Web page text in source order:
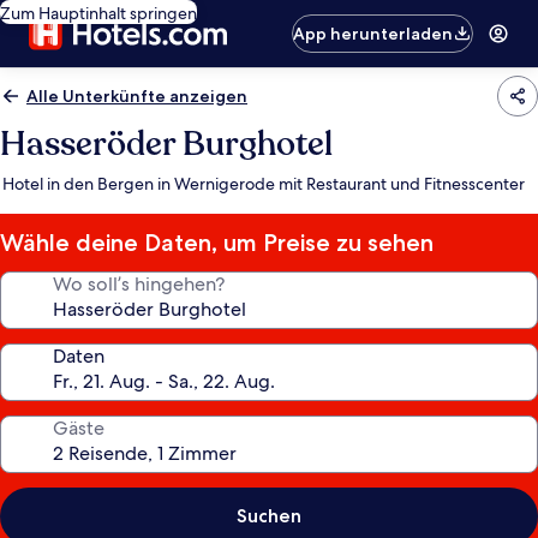
Zum Hauptinhalt springen
App herunterladen
Alle Unterkünfte anzeigen
Hasseröder Burghotel
Hotel in den Bergen in Wernigerode mit Restaurant und Fitnesscenter
Wähle deine Daten, um Preise zu sehen
Wo soll’s hingehen?
Daten
Gäste
Suchen